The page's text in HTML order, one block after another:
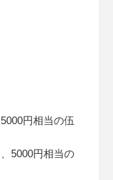
円相当の伍
5000円相当の